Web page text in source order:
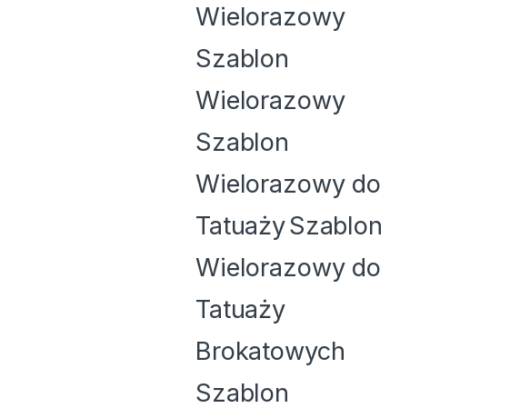
Wielorazowy
Szablon
Wielorazowy
Szablon
Wielorazowy do
TatuażySzablon
Wielorazowy do
Tatuaży
Brokatowych
Szablon